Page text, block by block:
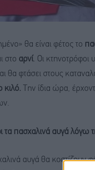
θα είναι φέτος το
στο αρνί. Οι κτηνοτρόφοι
θα φτάσει στους
κιλό. Την ίδια ώρα,
τα πασχαλινά αυγά λόγω
αυγά θα κοστίζουν